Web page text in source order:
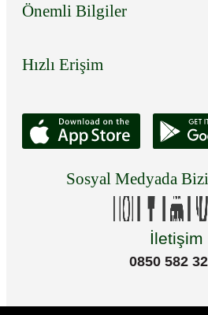
Önemli Bilgiler
Hızlı Erişim
Sosyal Medyada
İletişim
0850 582